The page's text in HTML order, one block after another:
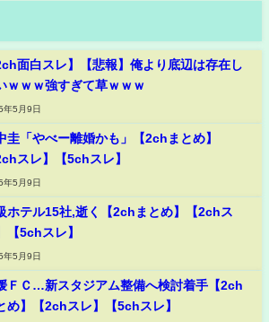
面白スレ】【悲報】俺より底辺は存在し
ｗｗｗ強すぎて草ｗｗｗ
年5月9日
圭「やべー離婚かも」【2chまとめ】
スレ】【5chスレ】
年5月9日
ホテル15社,逝く【2chまとめ】【2chス
【5chスレ】
年5月9日
ＦＣ…新スタジアム整備へ検討着手【2ch
め】【2chスレ】【5chスレ】